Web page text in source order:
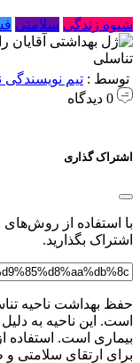
شیوه زندگی سلامتی
توسط : تیم نویسندگی
اشتراک گذاری
با استفاده از روش‌های
اشتراک بگذارید.
حفظ بهداشت ناحیه
است. این ناحیه به
بیماری است. استفاده
برای ارتقای سلامتی